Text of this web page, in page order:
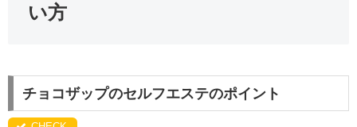
い方
チョコザップのセルフエステのポイント